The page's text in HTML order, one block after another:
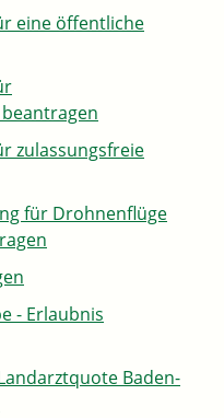
eine öffentliche
zulassungsfreie
für Drohnenflüge
- Erlaubnis
Baden-